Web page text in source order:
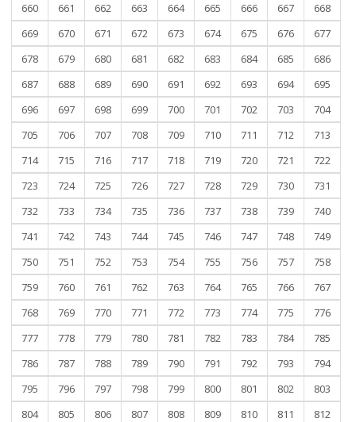
660
661 662 663 664 665 666 667
668
669
670 671 672 673 674 675 676
677
678
679 680 681 682 683 684 685
686
687
688 689 690 691 692 693 694
695
696
697 698 699 700 701 702 703
704
705
706 707 708 709 710 711 712
713
714
715 716 717 718 719 720 721
722
723
724 725 726 727 728 729 730
731
732
733 734 735 736 737 738 739
740
741
742 743 744 745 746 747 748
749
750
751 752 753 754 755 756 757
758
759
760 761 762 763 764 765 766
767
768
769 770 771 772 773 774 775
776
777
778 779 780 781 782 783 784
785
786
787 788 789 790 791 792 793
794
795
796 797 798 799 800 801 802
803
804
805 806 807 808 809 810 811
812